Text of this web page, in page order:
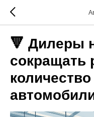
🔻 Дилеры
сокращать